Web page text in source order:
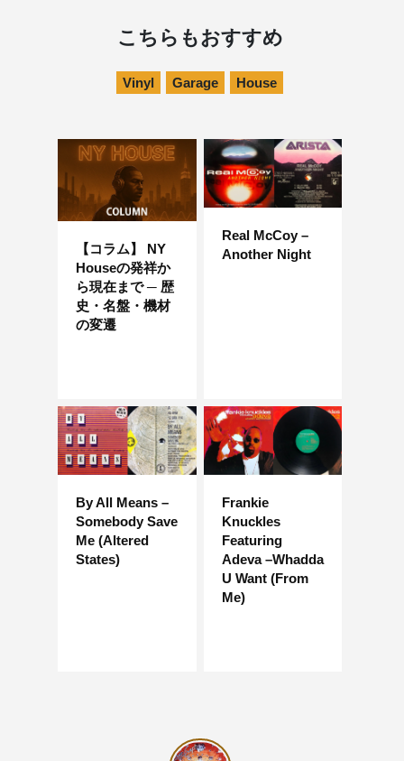
こちらもおすすめ
Vinyl Garage House
【コラム】 NY
Houseの発祥か
ら現在まで ─ 歴
史・名盤・機材
の変遷
Real McCoy –
Another Night
By All Means –
Somebody Save
Me (Altered
States)
Frankie
Knuckles
Featuring
Adeva –Whadda
U Want (From
Me)